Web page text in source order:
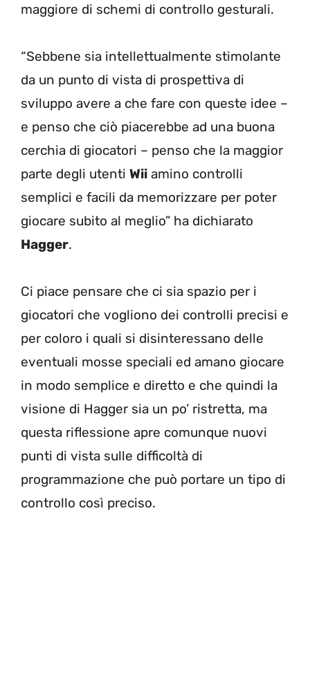
maggiore di schemi di controllo gesturali.
“Sebbene sia intellettualmente stimolante
da un punto di vista di prospettiva di
sviluppo avere a che fare con queste idee –
e penso che ciò piacerebbe ad una buona
cerchia di giocatori – penso che la maggior
parte degli utenti Wii amino controlli
semplici e facili da memorizzare per poter
giocare subito al meglio” ha dichiarato
Hagger.
Ci piace pensare che ci sia spazio per i
giocatori che vogliono dei controlli precisi e
per coloro i quali si disinteressano delle
eventuali mosse speciali ed amano giocare
in modo semplice e diretto e che quindi la
visione di Hagger sia un po’ ristretta, ma
questa riflessione apre comunque nuovi
punti di vista sulle difficoltà di
programmazione che può portare un tipo di
controllo così preciso.